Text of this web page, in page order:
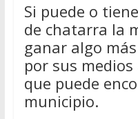
Si puede o
de chatarra la
ganar algo
por sus
que puede
municipio.